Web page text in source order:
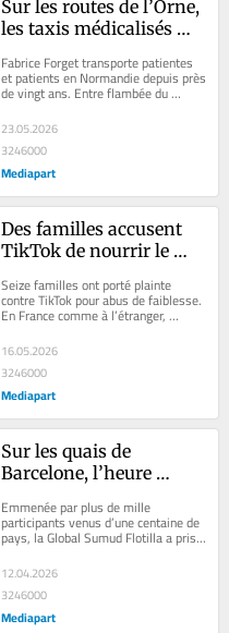
Sur les routes de l’Orne,
les taxis médicalisés
pour gagner moins
Fabrice Forget transporte patientes
et patients en Normandie depuis près
de vingt ans. Entre flambée du
carburant, déserts médicaux et
nouvelle...
23.05.2026
3246000
Mediapart
Des familles accusent
TikTok de nourrir le
enfants, parfois
jusqu’au suicide
Seize familles ont porté plainte
contre TikTok pour abus de faiblesse.
En France comme à l’étranger,
plusieurs procédures visent
désormais...
16.05.2026
3246000
Mediapart
Sur les quais de
Barcelone, l’heure
Emmenée par plus de mille
participants venus d’une centaine de
pays, la Global Sumud Flotilla a pris
la mer dimanche 12 avril depuis le
port...
12.04.2026
3246000
Mediapart